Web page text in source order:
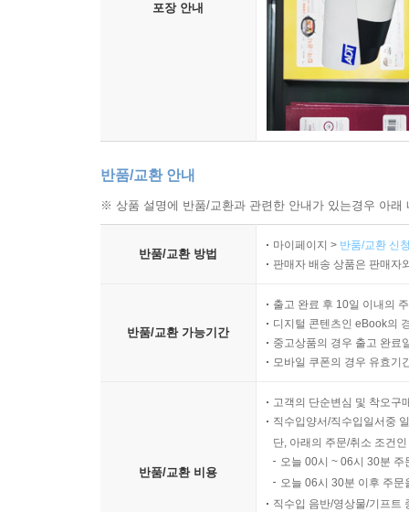
포장 안내
반품/교환 안내
※ 상품 설명에 반품/교환과 관련한 안내가 있는경우 아
반품/교환 방법
마이페이지 > 반품/교환 신
판매자 배송 상품은 판매자
반품/교환 가능기간
출고 완료 후 10일 이내의
디지털 콘텐츠인 eBook의
중고상품의 경우 출고 완료
모바일 쿠폰의 경우 유효기
반품/교환 비용
고객의 단순변심 및 착오구
직수입양서/직수입일서중
단, 아래의 주문/취소 조건
오늘 00시 ~ 06시 30분
오늘 06시 30분 이후 주
직수입 음반/영상물/기프트